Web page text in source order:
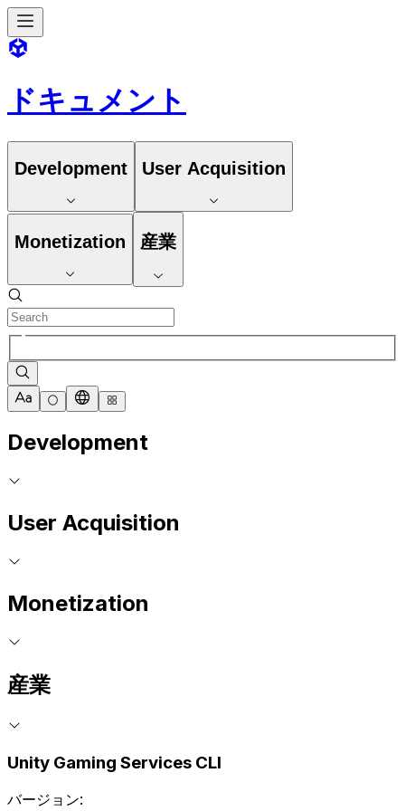
ドキュメント
Development User Acquisition
Monetization 産業
Development
User Acquisition
Monetization
産業
Unity Gaming Services CLI
バージョン: